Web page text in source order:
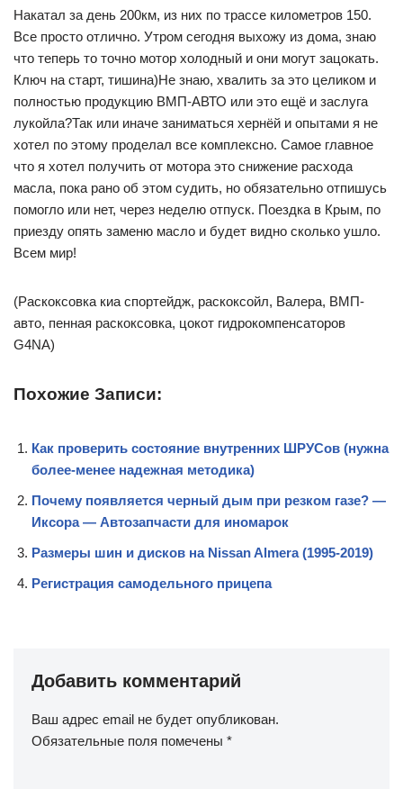
Накатал за день 200км, из них по трассе километров 150.
Все просто отлично. Утром сегодня выхожу из дома, знаю
что теперь то точно мотор холодный и они могут зацокать.
Ключ на старт, тишина)Не знаю, хвалить за это целиком и
полностью продукцию ВМП-АВТО или это ещё и заслуга
лукойла?Так или иначе заниматься хернёй и опытами я не
хотел по этому проделал все комплексно. Самое главное
что я хотел получить от мотора это снижение расхода
масла, пока рано об этом судить, но обязательно отпишусь
помогло или нет, через неделю отпуск. Поездка в Крым, по
приезду опять заменю масло и будет видно сколько ушло.
Всем мир!
(Раскоксовка киа спортейдж, раскоксойл, Валера, ВМП-
авто, пенная раскоксовка, цокот гидрокомпенсаторов
G4NA)
Похожие Записи:
Как проверить состояние внутренних ШРУСов (нужна
более-менее надежная методика)
Почему появляется черный дым при резком газе? —
Иксора — Автозапчасти для иномарок
Размеры шин и дисков на Nissan Almera (1995-2019)
Регистрация самодельного прицепа
Добавить комментарий
Ваш адрес email не будет опубликован.
Обязательные поля помечены *